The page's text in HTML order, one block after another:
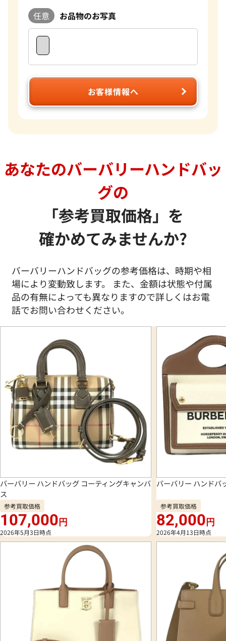
任意 お品物のお写真
お客様情報へ
あなたのバーバリーハンドバッ
グの
「参考買取価格」を
確かめてみませんか?
バーバリーハンドバッグの参考価格は、時期や相
場により変動致します。 また、金額は状態や付属
品の有無によっても異なりますので詳しくはお電
話でお問い合わせください。
バーバリー ハンドバッグ コーティングキャンバ
ス
参考買取価格
107,000円
2026年5月3日時点
バーバリー ハンドバ
参考買取価格
82,000円
2026年4月13日時点